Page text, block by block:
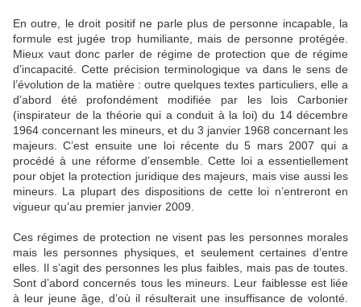
En outre, le droit positif ne parle plus de personne incapable, la
formule est jugée trop humiliante, mais de personne protégée.
Mieux vaut donc parler de régime de protection que de régime
d’incapacité. Cette précision terminologique va dans le sens de
l’évolution de la matière : outre quelques textes particuliers, elle a
d’abord été profondément modifiée par les lois Carbonier
(inspirateur de la théorie qui a conduit à la loi) du 14 décembre
1964 concernant les mineurs, et du 3 janvier 1968 concernant les
majeurs. C’est ensuite une loi récente du 5 mars 2007 qui a
procédé à une réforme d’ensemble. Cette loi a essentiellement
pour objet la protection juridique des majeurs, mais vise aussi les
mineurs. La plupart des dispositions de cette loi n’entreront en
vigueur qu’au premier janvier 2009.
Ces régimes de protection ne visent pas les personnes morales
mais les personnes physiques, et seulement certaines d’entre
elles. Il s’agit des personnes les plus faibles, mais pas de toutes.
Sont d’abord concernés tous les mineurs. Leur faiblesse est liée
à leur jeune âge, d’où il résulterait une insuffisance de volonté.